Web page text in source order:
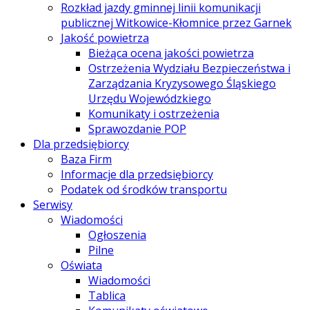
Rozkład jazdy gminnej linii komunikacji
publicznej Witkowice-Kłomnice przez Garnek
Jakość powietrza
Bieżąca ocena jakości powietrza
Ostrzeżenia Wydziału Bezpieczeństwa i
Zarządzania Kryzysowego Śląskiego
Urzędu Wojewódzkiego
Komunikaty i ostrzeżenia
Sprawozdanie POP
Dla przedsiębiorcy
Baza Firm
Informacje dla przedsiębiorcy
Podatek od środków transportu
Serwisy
Wiadomości
Ogłoszenia
Pilne
Oświata
Wiadomości
Tablica